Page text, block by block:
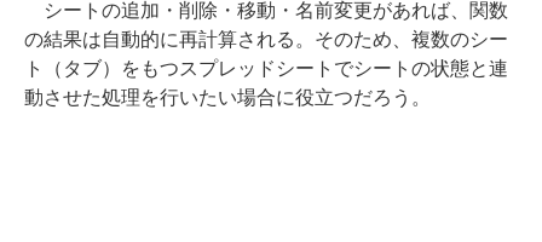
シートの追加・削除・移動・名前変更があれば、関数
の結果は自動的に再計算される。そのため、複数のシー
ト（タブ）をもつスプレッドシートでシートの状態と連
動させた処理を行いたい場合に役立つだろう。